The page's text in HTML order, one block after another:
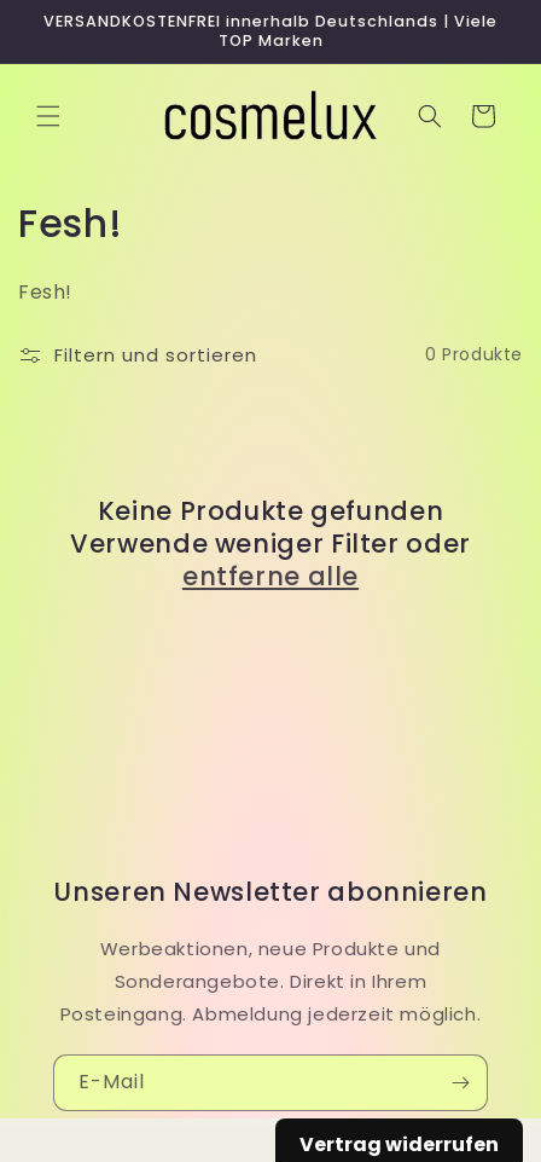
zum
VERSANDKOSTENFREI innerhalb Deutschlands | Viele
TOP Marken
Warenkorb
K
a
e
Fesh!
Fesh!
Filtern und sortieren 0 Produkte
Keine Produkte gefunden
Verwende weniger Filter oder
entferne alle
Unseren Newsletter abonnieren
Werbeaktionen, neue Produkte und
Sonderangebote. Direkt in Ihrem
Posteingang. Abmeldung jederzeit möglich.
E-Mail
Vertrag widerrufen